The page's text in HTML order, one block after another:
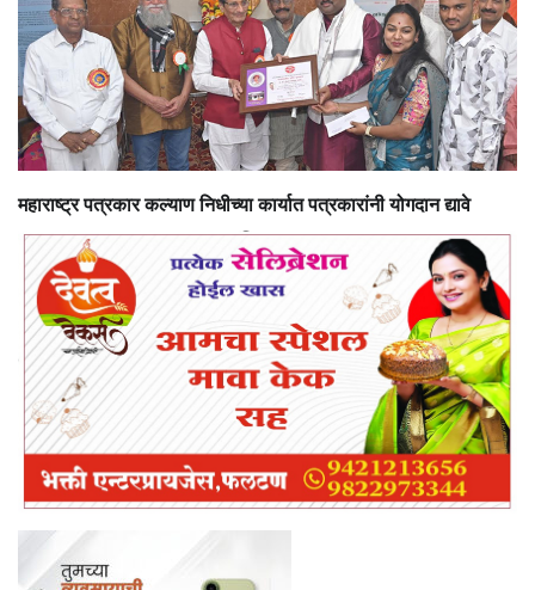
महाराष्ट्र पत्रकार कल्याण निधीच्या कार्यात पत्रकारांनी योगदान द्यावे